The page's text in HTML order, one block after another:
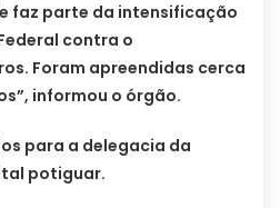
faz parte da intensificação
contra o
Foram apreendidas cerca
informou o órgão.
para a delegacia da
potiguar.